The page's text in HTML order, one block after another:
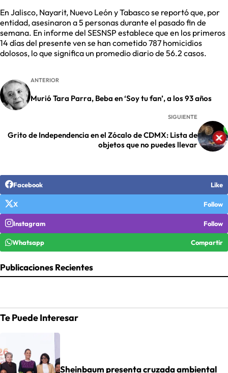
En Jalisco, Nayarit, Nuevo León y Tabasco se reportó que, por
entidad, asesinaron a 5 personas durante el pasado fin de
semana. En informe del SESNSP establece que en los primeros
14 días del presente ven se han cometido 787 homicidios
dolosos, lo que significa un promedio diario de 56.2 casos.
ANTERIOR
Murió Tara Parra, Beba en ‘Soy tu fan’, a los 93 años
SIGUIENTE
Grito de Independencia en el Zócalo de CDMX: Lista de
objetos que no puedes llevar
Facebook Like
X Follow
Instagram Follow
Whatsapp Compartir
Publicaciones Recientes
Te Puede Interesar
Sheinbaum presenta cruzada ambiental